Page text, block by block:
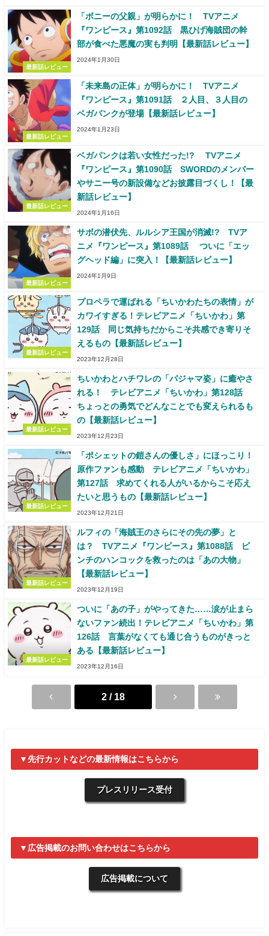
最新話レビュー
「ボニーの父親」が明らかに！ TVアニメ
『ワンピース』第1092話 黒ひげ海賊団の幹
部が食べた悪魔の実も判明【最新話レビュー】
2024年1月30日
最新話レビュー
「未来島の正体」が明らかに！ TVアニメ
『ワンピース』第1091話 ２人目、３人目の
ベガパンクが登場【最新話レビュー】
2024年1月23日
最新話レビュー
ベガパンクは若い女性だった!? TVアニメ
『ワンピース』第1090話 SWORDのメンバー
やサニー号の新設備などお披露目づくし！【最
新話レビュー】
2024年1月16日
最新話レビュー
サボの潜伏先、ルルシア王国が消滅!? TVア
ニメ『ワンピース』第1089話 ついに「エッ
グヘッド編」に突入！【最新話レビュー】
2024年1月9日
最新話レビュー
プロペラで運ばれる「ちいかわたちの表情」が
カワイすぎる！テレビアニメ「ちいかわ」第
129話 同じ気持ちだからこそ共感でき寄りそ
えるもの【最新話レビュー】
2023年12月28日
最新話レビュー
ちいかわとハチワレの「パジャマ姿」に癒やさ
れる！ テレビアニメ「ちいかわ」第128話
ちょっとの勇気でどんなことでも変えられるも
の【最新話レビュー】
2023年12月23日
最新話レビュー
「ポシェットの鎧さんの優しさ」にほっこり！
原作ファンも感動 テレビアニメ「ちいかわ」
第127話 求めてくれる人がいるからこそ応え
たいと思うもの【最新話レビュー】
2023年12月21日
最新話レビュー
ルフィの「海賊王のさらにその先の夢」と
は？ TVアニメ『ワンピース』第1088話 ピ
ンチのハンコックを救ったのは「あの大物」
【最新話レビュー】
2023年12月19日
最新話レビュー
ついに「あの子」がやってきた……涙が止まら
ないファン続出！テレビアニメ「ちいかわ」第
126話 言葉がなくても通じ合うものがきっと
ある【最新話レビュー】
2023年12月16日
2 / 18
▼先行カットなどの最新情報はこちらから
プレスリリース受付
▼広告掲載のお問い合わせはこちらから
広告掲載について